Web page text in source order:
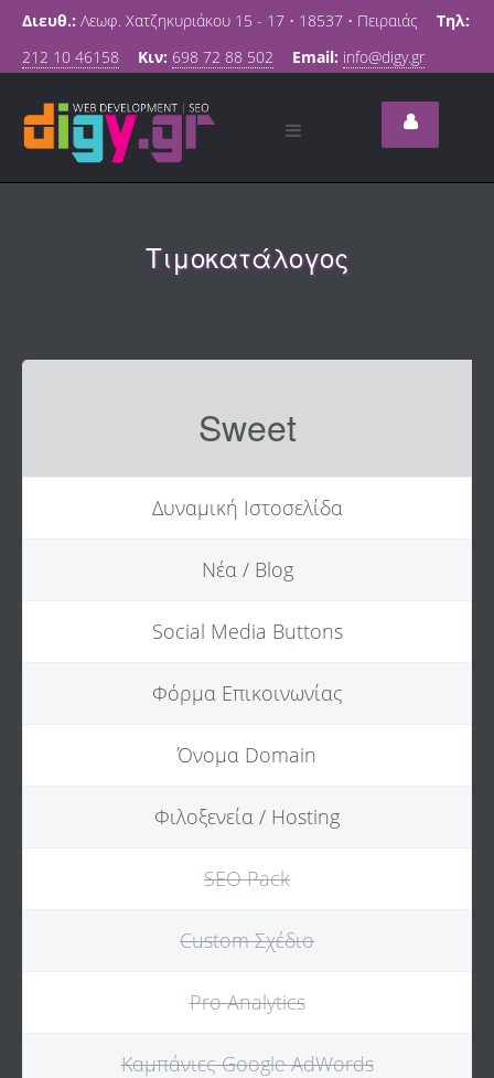
Διευθ.: Λεωφ. Χατζηκυριάκου 15 - 17 • 18537 • Πειραιάς
Τηλ:
212 10 46158
Κιν: 698 72 88 502 Email: info@digy.gr
Τιμοκατάλογος
Sweet
Δυναμική Ιστοσελίδα
Νέα / Blog
Social Media Buttons
Φόρμα Επικοινωνίας
Όνομα Domain
Φιλοξενεία / Hosting
SEO Pack
Custom Σχέδιο
Pro Analytics
Καμπάνιες Google AdWords